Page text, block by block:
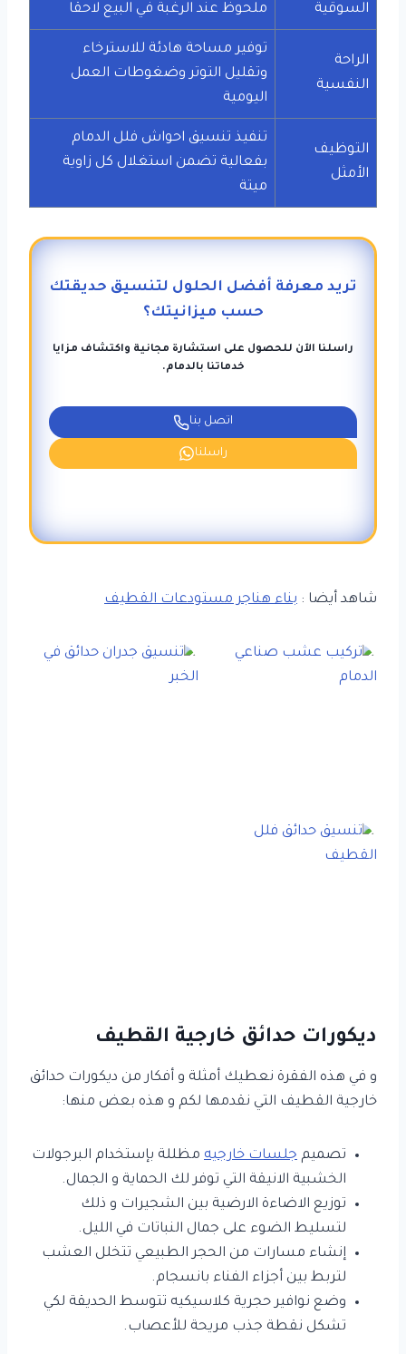
السوقية ملحوظ عند الرغبة في البيع لاحقا
الراحة
النفسية
توفير مساحة هادئة للاسترخاء
وتقليل التوتر وضغوطات العمل
اليومية
التوظيف
الأمثل
تنفيذ تنسيق احواش فلل الدمام
بفعالية تضمن استغلال كل زاوية
ميتة
تريد معرفة أفضل الحلول لتنسيق حديقتك
حسب ميزانيتك؟
راسلنا الآن للحصول على استشارة مجانية واكتشاف مزايا
خدماتنا بالدمام.
اتصل بنا
راسلنا
شاهد أيضا : بناء هناجر مستودعات القطيف
ديكورات حدائق خارجية القطيف
و في هذه الفقرة نعطيك أمثلة و أفكار من ديكورات حدائق
خارجية القطيف التي نقدمها لكم و هذه بعض منها:
تصميم جلسات خارجيه مظللة بإستخدام البرجولات
الخشبية الانيقة التي توفر لك الحماية و الجمال.
توزيع الاضاءة الارضية بين الشجيرات و ذلك
لتسليط الضوء على جمال النباتات في الليل.
إنشاء مسارات من الحجر الطبيعي تتخلل العشب
لتربط بين أجزاء الفناء بانسجام.
وضع نوافير حجرية كلاسيكيه تتوسط الحديقة لكي
تشكل نقطة جذب مريحة للأعصاب.